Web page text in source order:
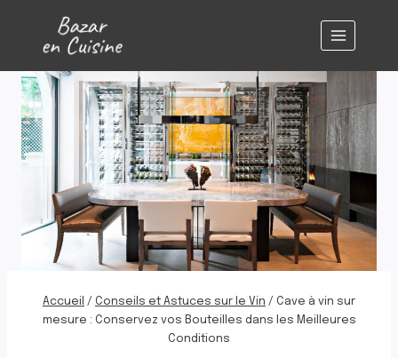
contenu
Accueil / Conseils et Astuces sur le Vin / Cave à vin sur
mesure : Conservez vos Bouteilles dans les Meilleures
Conditions